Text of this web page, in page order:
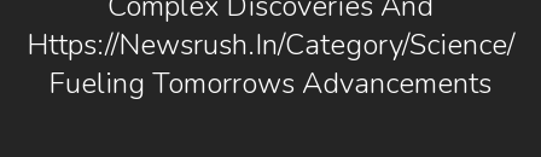
Https://newsrush.in/category/science/
Fueling Tomorrows Advancements